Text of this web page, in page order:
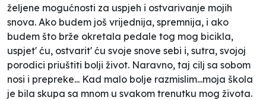
željene mogućnosti za uspjeh i ostvarivanje mojih
snova. Ako budem još vrijednija, spremnija, i ako
budem što brže okretala pedale tog mog bicikla,
uspjet' ću, ostvarit' ću svoje snove sebi i, sutra, svojoj
porodici priuštiti bolji život. Naravno, taj cilj sa sobom
nosi i prepreke... Kad malo bolje razmislim...moja škola
je bila skupa sa mnom u svakom trenutku mog života.